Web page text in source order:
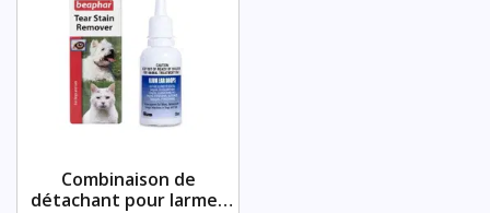
RÉDUCTION
Combinaison de
détachant pour larmes